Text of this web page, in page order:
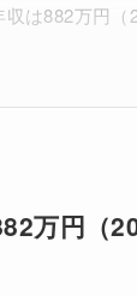
は882万円（
万円（